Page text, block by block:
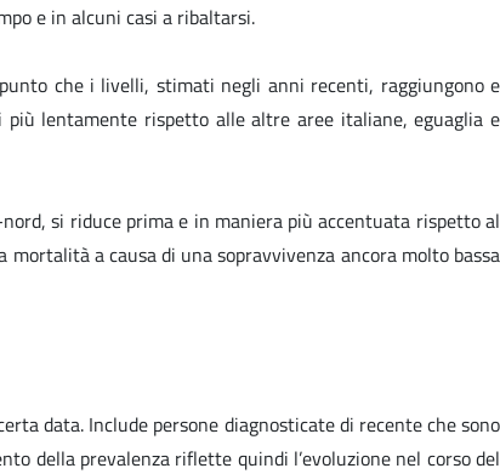
e in alcuni casi a ribaltarsi.
che i livelli, stimati negli anni recenti, raggiungono e
lentamente rispetto alle altre aree italiane, eguaglia e
si riduce prima e in maniera più accentuata rispetto al
a causa di una sopravvivenza ancora molto bassa
data. Include persone diagnosticate di recente che sono
della prevalenza riflette quindi l’evoluzione nel corso del